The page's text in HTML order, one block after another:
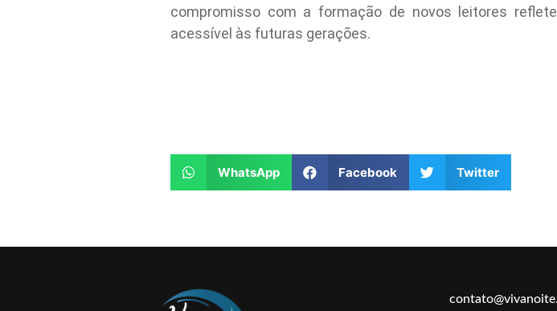
compromisso com a formação de novos leitores
acessível às futuras gerações.
WhatsApp Facebook Twitter